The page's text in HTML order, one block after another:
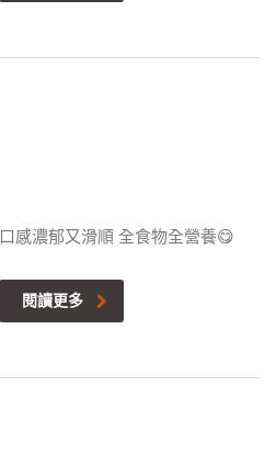
口感濃郁又滑順 全食物全營養😋
閱讀更多